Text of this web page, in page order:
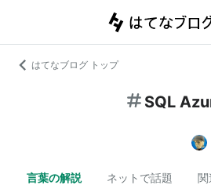
はてなブログ トップ
SQL
言葉の解説 ネットで話題